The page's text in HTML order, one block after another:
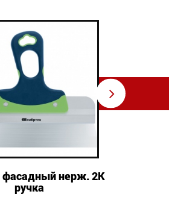
фасадный нерж. 2К
ручка
⇨